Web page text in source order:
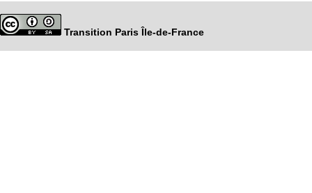
Transition Paris Île-de-France